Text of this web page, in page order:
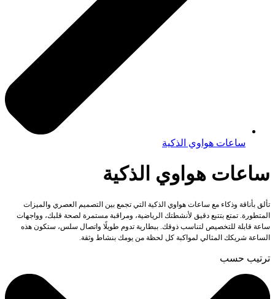
ساعات هواوي الذكية
ساعات هواوي الذكية
تألق بأناقة وذكاء مع ساعات هواوي الذكية التي تجمع بين التصميم العصري والميزات
المتطورة. تمتع بتتبع دقيق لأنشطتك الرياضية، ومراقبة مستمرة لصحة قلبك، وواجهات
ساعة قابلة للتخصيص لتناسب ذوقك. ببطارية تدوم طويلًا واتصال سلس، ستكون هذه
الساعة شريكك المثالي لمواكبة كل لحظة من يومك بنشاط وثقة.
ترتيب حسب